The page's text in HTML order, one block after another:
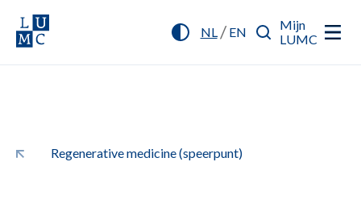
NL/ EN
Mijn
LUMC
Regenerative medicine (speerpunt)